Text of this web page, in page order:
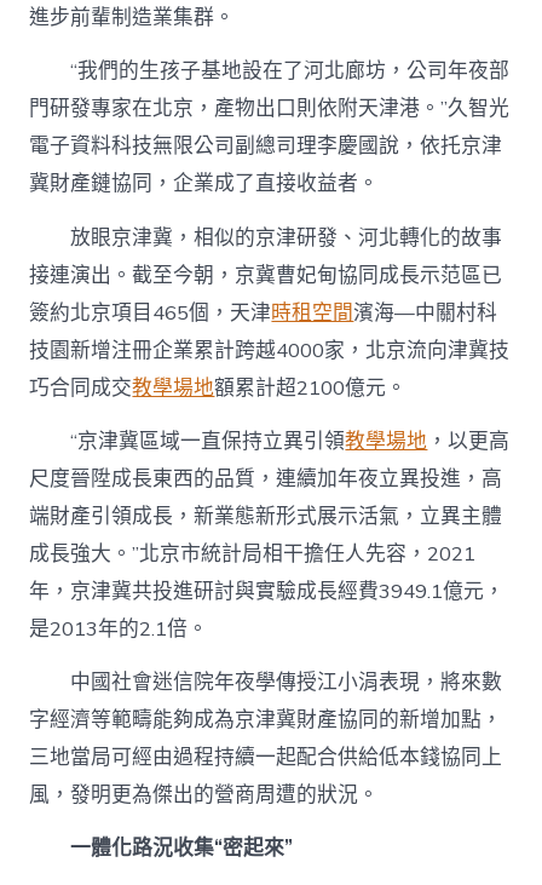
進步前輩制造業集群。
“我們的生孩子基地設在了河北廊坊，公司年夜部
門研發專家在北京，產物出口則依附天津港。”久智光
電子資料科技無限公司副總司理李慶國說，依托京津
冀財產鏈協同，企業成了直接收益者。
放眼京津冀，相似的京津研發、河北轉化的故事
接連演出。截至今朝，京冀曹妃甸協同成長示范區已
簽約北京項目465個，天津時租空間濱海—中關村科
技園新增注冊企業累計跨越4000家，北京流向津冀技
巧合同成交教學場地額累計超2100億元。
“京津冀區域一直保持立異引領教學場地 ，以更高
尺度晉陞成長東西的品質，連續加年夜立異投進，高
端財產引領成長，新業態新形式展示活氣，立異主體
成長強大。”北京市統計局相干擔任人先容，2021
年，京津冀共投進研討與實驗成長經費3949.1億元，
是2013年的2.1倍。
中國社會迷信院年夜學傳授江小涓表現，將來數
字經濟等範疇能夠成為京津冀財產協同的新增加點，
三地當局可經由過程持續一起配合供給低本錢協同上
風，發明更為傑出的營商周遭的狀況。
一體化路況收集“密起來”